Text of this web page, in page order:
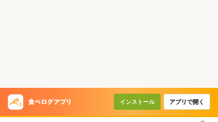
インストール アプリで開く